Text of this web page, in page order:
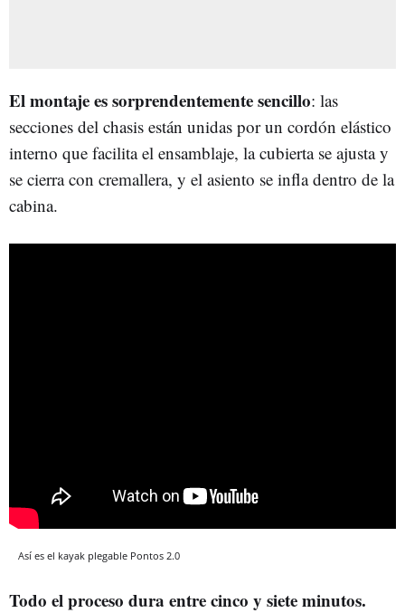
El montaje es sorprendentemente sencillo: las
secciones del chasis están unidas por un cordón elástico
interno que facilita el ensamblaje, la cubierta se ajusta y
se cierra con cremallera, y el asiento se infla dentro de la
cabina.
Así es el kayak plegable Pontos 2.0
Todo el proceso dura entre cinco y siete minutos.